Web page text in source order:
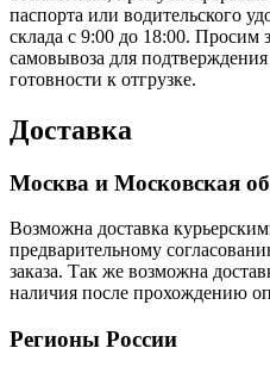
паспорта или водительского
склада с 9:00 до 18:00. Просим
самовывоза для
готовности к отгрузке.
Доставка
Москва и Московская
Возможна доставка
предварительному
заказа. Так же возможна
наличия после прохождению
Регионы России